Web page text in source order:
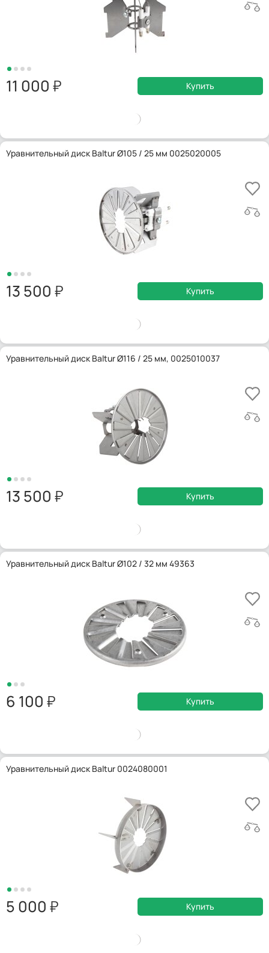
11 000 Купить
Уравнительный диск Baltur Ø105 / 25 мм 0025020005
13 500 Купить
Уравнительный диск Baltur Ø116 / 25 мм, 0025010037
13 500 Купить
Уравнительный диск Baltur Ø102 / 32 мм 49363
6 100 Купить
Уравнительный диск Baltur 0024080001
5 000 Купить